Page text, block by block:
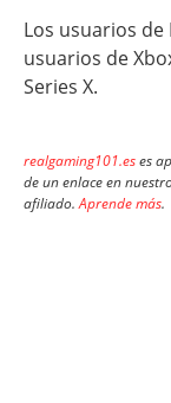
Los usuarios de
usuarios de
Series X.
realgaming101.eses
de un enlace en
afiliado.Aprende más.